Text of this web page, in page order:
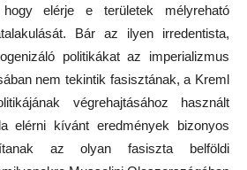
elérje e területek mélyreható
Bár az ilyen irredentista,
politikákat az imperializmus
nem tekintik fasisztának, a Kreml
végrehajtásához használt
elérni kívánt eredmények bizonyos
az olyan fasiszta belföldi